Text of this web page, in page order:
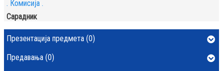
. Комисија .
Сарадник
Презентација предмета (0)
Предавања (0)